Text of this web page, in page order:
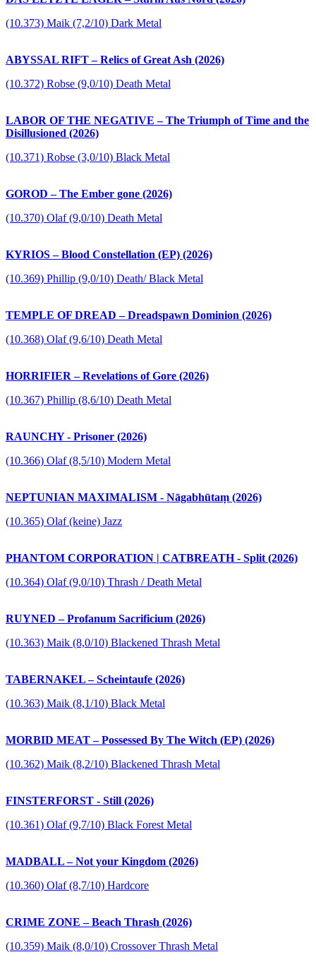
(10.373) Maik (7,2/10) Dark Metal
ABYSSAL RIFT – Relics of Great Ash (2026)
(10.372) Robse (9,0/10) Death Metal
LABOR OF THE NEGATIVE – The Triumph of Time and the
Disillusioned (2026)
(10.371) Robse (3,0/10) Black Metal
GOROD – The Ember gone (2026)
(10.370) Olaf (9,0/10) Death Metal
KYRIOS – Blood Constellation (EP) (2026)
(10.369) Phillip (9,0/10) Death/ Black Metal
TEMPLE OF DREAD – Dreadspawn Dominion (2026)
(10.368) Olaf (9,6/10) Death Metal
HORRIFIER – Revelations of Gore (2026)
(10.367) Phillip (8,6/10) Death Metal
RAUNCHY - Prisoner (2026)
(10.366) Olaf (8,5/10) Modern Metal
NEPTUNIAN MAXIMALISM - Nāgabhūtaṃ (2026)
(10.365) Olaf (keine) Jazz
PHANTOM CORPORATION | CATBREATH - Split (2026)
(10.364) Olaf (9,0/10) Thrash / Death Metal
RUYNED – Profanum Sacrificium (2026)
(10.363) Maik (8,0/10) Blackened Thrash Metal
TABERNAKEL – Scheintaufe (2026)
(10.363) Maik (8,1/10) Black Metal
MORBID MEAT – Possessed By The Witch (EP) (2026)
(10.362) Maik (8,2/10) Blackened Thrash Metal
FINSTERFORST - Still (2026)
(10.361) Olaf (9,7/10) Black Forest Metal
MADBALL – Not your Kingdom (2026)
(10.360) Olaf (8,7/10) Hardcore
CRIME ZONE – Beach Thrash (2026)
(10.359) Maik (8,0/10) Crossover Thrash Metal